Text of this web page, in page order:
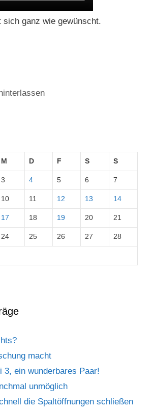
ganz wie gewünscht.
M D F S S
3 4 5 6 7
10 11 12 13 14
17 18 19 20 21
24 25 26 27 28
macht
3, ein wunderbares Paar!
unmöglich
die Spaltöffnungen schließen